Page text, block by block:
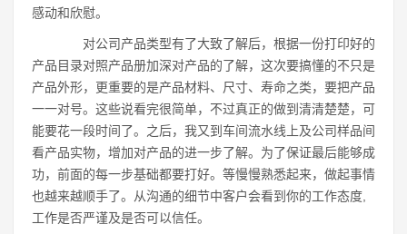
感动和欣慰。
对公司产品类型有了大致了解后，根据一份打印好的
产品目录对照产品册加深对产品的了解，这次要搞懂的不只是
产品外形，更重要的是产品材料、尺寸、寿命之类，要把产品
一一对号。这些说看完很简单，不过真正的做到清清楚楚，可
能要花一段时间了。之后，我又到车间流水线上及公司样品间
看产品实物，增加对产品的进一步了解。为了保证最后能够成
功，前面的每一步基础都要打好。等慢慢熟悉起来，做起事情
也越来越顺手了。从沟通的细节中客户会看到你的工作态度,
工作是否严谨及是否可以信任。